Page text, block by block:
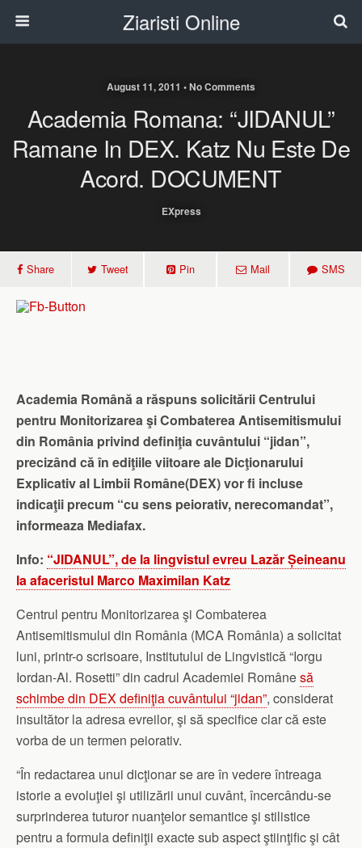
Ziaristi Online
August 11, 2011 • No Comments
Academia Romana: “JIDANUL”
Ramane In DEX. Katz Nu Este De
Acord. DOCUMENT
EXpress
Share Tweet Pin Mail SMS
Academia Română a răspuns solicitării Centrului
pentru Monitorizarea şi Combaterea Antisemitismului
din România privind definiţia cuvântului “jidan”,
precizând că în ediţiile viitoare ale Dicţionarului
Explicativ al Limbii Române(DEX) vor fi incluse
indicaţii precum “cu sens peiorativ, nerecomandat”,
informeaza Mediafax.
Info: “JIDANUL”, de la lingvistul evreu Lazăr Șeineanu
la afaceristul Marco Maximilan Katz
Centrul pentru Monitorizarea şi Combaterea
Antisemitismului din România (MCA România) a solicitat
luni, printr-o scrisoare, Institutului de Lingvistică “Iorgu
Iordan-Al. Rosetti” din cadrul Academiei Românesă
schimbe din DEX definiţia cuvântului “jidan”, considerat
insultător la adresa evreilor, şi să specifice clar că este
vorba de un termen peiorativ.
“În redactarea unui dicţionar se are în vedere întreaga
istorie a evoluţiei şi utilizării unui cuvânt, încercându-se
surprinderea tuturor nuanţelor semantice şi stilistice
pentru a formula definiţii exacte sub aspect ştiinţific şi cât